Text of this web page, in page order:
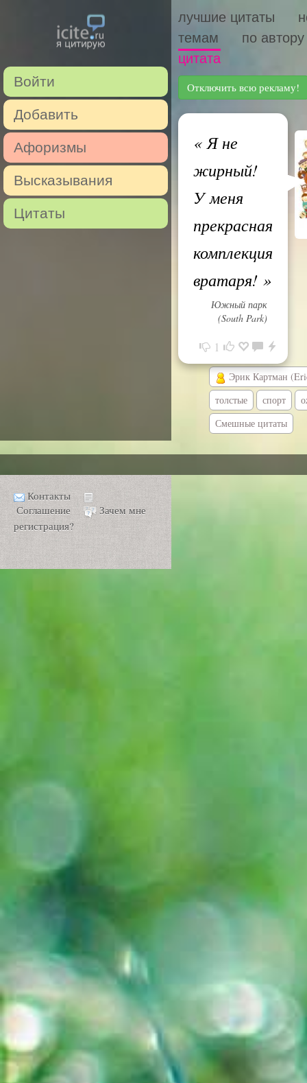
Войти
Добавить
Афоризмы
Высказывания
Цитаты
лучшие цитаты
темам
по автору
цитата
Отключить всю рекламу!
«Я не
жирный!
У меня
прекрасная
комплекция
вратаря! »
Южный парк
(South Park)
1
Эрик Картман
толстые
спорт
Смешные цитаты
Контакты
Соглашение
Зачем мне
регистрация?